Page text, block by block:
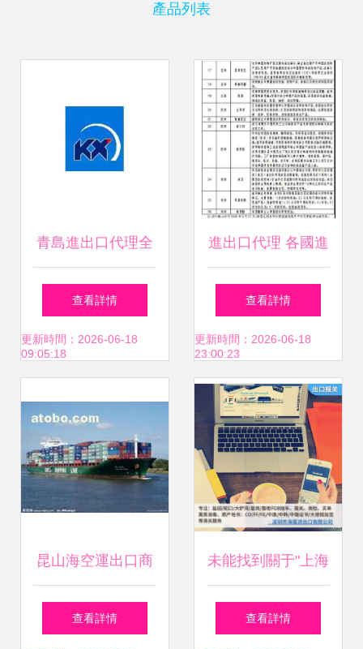
產品列表
青島進出口代理全
解 助力外貿企業高
效通關與全球市場
查看詳情
更新時間：2026-06-18
09:05:18
進出口代理 各國進
出口限制與管控情
況匯總
查看詳情
更新時間：2026-06-18
23:00:23
昆山海空運出口商
檢代理 高效通關，
查看詳情
未能找到關于"上海
報關進出口代理商
查看詳情